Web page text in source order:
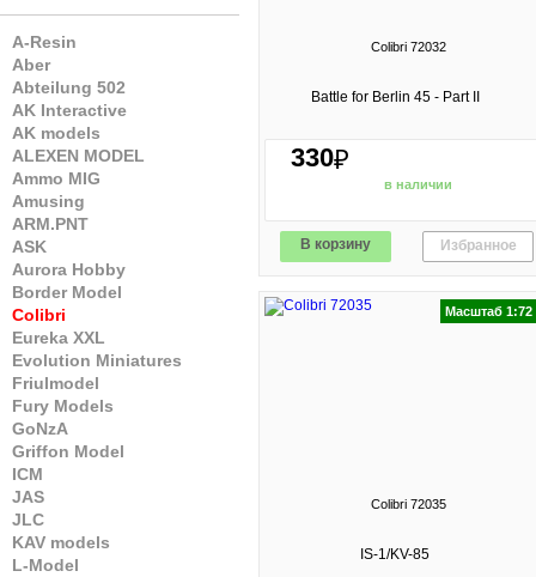
A-Resin
Aber
Abteilung 502
AK Interactive
AK models
ALEXEN MODEL
Ammo MIG
Amusing
ARM.PNT
ASK
Aurora Hobby
Border Model
Colibri
Eureka XXL
Evolution Miniatures
Friulmodel
Fury Models
GoNzA
Griffon Model
ICM
JAS
JLC
KAV models
L-Model
Colibri 72032
Battle for Berlin 45 - Part II
330₽
в наличии
В корзину Избранное
Масштаб 1:72
Colibri 72035
IS-1/KV-85